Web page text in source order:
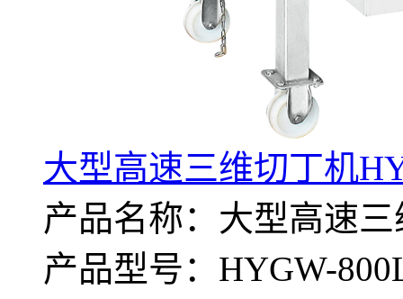
大型高速三维切丁机
产品名称：大型高速
产品型号：HYGW-